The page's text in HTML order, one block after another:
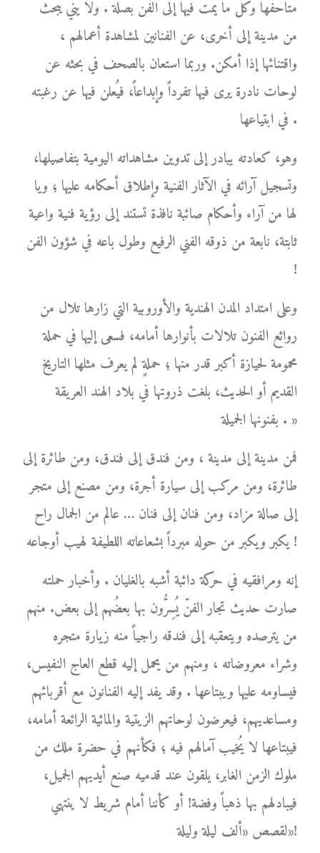
متاحفها وكل ما يمت فيها إلى الفن بصلة . ولا يني يبحث
من مدينة إلى أخرى، عن الفنانين لمشاهدة أعمالهم ،
واقتنائها إذا أمكن. وربما استعان بالصحف في بحثه عن
لوحات نادرة يرى فيها تفرداً وإبداعاً، فيُعلن فيها عن رغبته
في ابتياعها .
وهو، كعادته يبادر إلى تدوين مشاهداته اليومية بتفاصيلها،
وتسجيل آرائه في الآثار الفنية وإطلاق أحكامه عليها ؛ ويا
لها من آراء وأحكام صائبة نافذة تستند إلى رؤية فنية واعية
ثابتة، نابعة من ذوقه الفني الرفيع وطول باعه في شؤون الفن
!
وعلى امتداد المدن الهندية والأوروبية التي زارها تلال من
روائع الفنون تلالات بأنوارها أمامه، فسعى إليها في حملة
محمومة لحيازة أكبر قدر منها ؛ حملةٍ لم يعرف مثلها التاريخ
القديم أو الحديث، بلغت ذروتها في بلاد الهند العريقة
بفنونها الجميلة . »
فمن مدينة إلى مدينة ، ومن فندق إلى فندق، ومن طائرة إلى
طائرة، ومن مركب إلى سيارة أجرة، ومن مصنع إلى متجر
إلى صالة مزاد، ومن فنان إلى فنان … عالم من الجمال راح
يكبر ويكبر من حوله مبرداً بشعاعاته اللطيفة لهيب أوجاعه !
إنه ومرافقيه في حركة دائبة أشبه بالغليان . وأخبار حملته
صارت حديث تجار الفنّ يُسِرُّون بها بعضُهم إلى بعض. منهم
من يترصده ويتعقبه إلى فندقه راجياً منه زيارة متجره
وشراء معروضاته ، ومنهم من يحمل إليه قطع العاج النفيس،
فيساومه عليها ويبتاعها . وقد يفد إليه الفنانون مع أقربائهم
ومساعديهم، فيعرضون لوحاتهم الزيتية والمائية الرائعة أمامه،
فيبتاعها لا يُخيب آمالهم فيه ؛ فكأنهم في حضرة ملك من
ملوك الزمن الغابر، يلقون عند قدميه صنع أيديهم الجميل،
فيبادلهم بها ذهباً وفضة! أو كأننا أمام شريط لا ينتهي
لقصص «ألف ليلة وليلة»!